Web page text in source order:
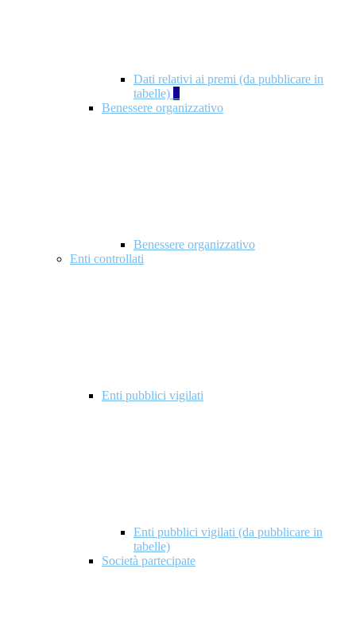
Dati relativi ai premi (da pubblicare in
tabelle) 5
Benessere organizzativo
Benessere organizzativo
Enti controllati
Enti pubblici vigilati
Enti pubblici vigilati (da pubblicare in
tabelle)
Società partecipate